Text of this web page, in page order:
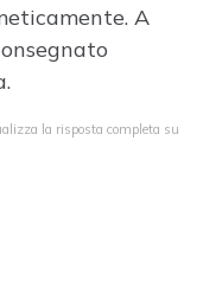
A
la risposta completa su